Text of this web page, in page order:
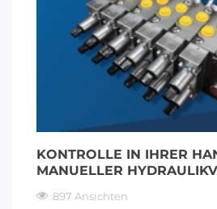
KONTROLLE IN IHRER
MANUELLER
897 Ansichten